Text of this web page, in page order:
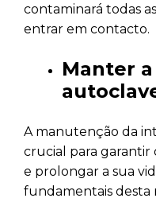
contaminará todas
entrar em contacto.
Manter
A manutenção da
crucial para
e prolongar a sua
fundamentais desta